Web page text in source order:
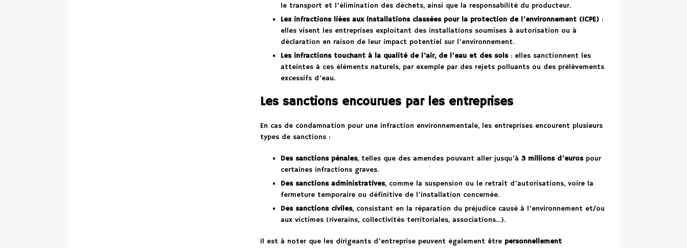
le transport et l’élimination des déchets, ainsi que la responsabilité du producteur.
Les infractions liées aux installations classées pour la protection de l’environnement (ICPE):
elles visent les entreprises exploitant des installations soumises à autorisation ou à
déclaration en raison de leur impact potentiel sur l’environnement.
Les infractions touchant à la qualité de l’air, de l’eau et des sols: elles sanctionnent les
atteintes à ces éléments naturels, par exemple par des rejets polluants ou des prélèvements
excessifs d’eau.
Les sanctions encourues par les entreprises
En cas de condamnation pour une infraction environnementale, les entreprises encourent plusieurs
types de sanctions :
Des sanctions pénales, telles que des amendes pouvant aller jusqu’à 3 millions d’eurospour
certaines infractions graves.
Des sanctions administratives, comme la suspension ou le retrait d’autorisations, voire la
fermeture temporaire ou définitive de l’installation concernée.
Des sanctions civiles, consistant en la réparation du préjudice causé à l’environnement et/ou
aux victimes (riverains, collectivités territoriales, associations…).
Il est à noter que les dirigeants d’entreprise peuvent également être personnellement